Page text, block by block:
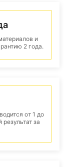
и
2 года.
от 1 до
за